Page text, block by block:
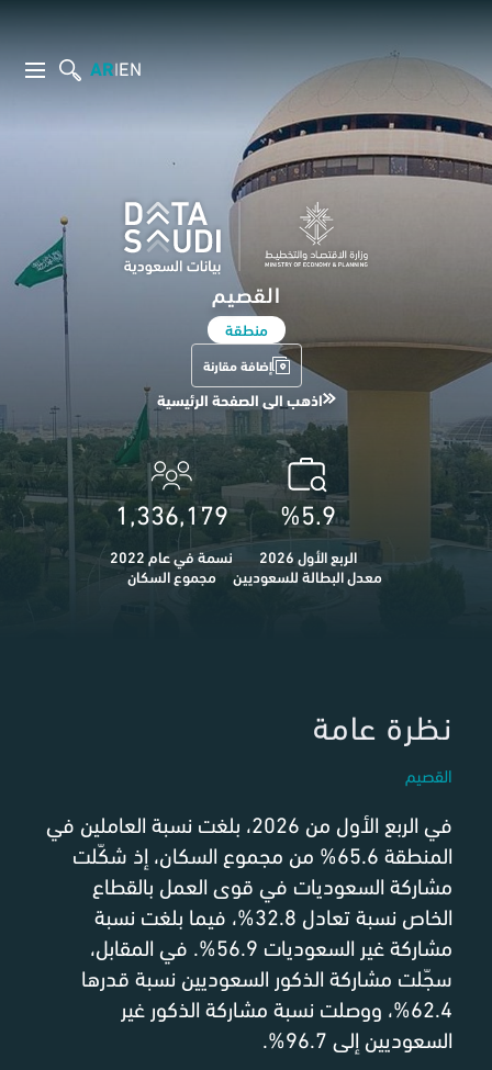
EN
|
AR
القصيم
منطقة
إضافة مقارنة
اذهب الى الصفحة الرئيسية
%5.9
الربع الأول 2026
معدل البطالة للسعوديين
1,336,179
نسمة في عام 2022
مجموع السكان
نظرة عامة
القصيم
في الربع الأول من 2026، بلغت نسبة العاملين في
المنطقة 65.6% من مجموع السكان، إذ شكّلت
مشاركة السعوديات في قوى العمل بالقطاع
الخاص نسبة تعادل 32.8%، فيما بلغت نسبة
مشاركة غير السعوديات 56.9%. في المقابل،
سجّلت مشاركة الذكور السعوديين نسبة قدرها
62.4%، ووصلت نسبة مشاركة الذكور غير
السعوديين إلى 96.7%.